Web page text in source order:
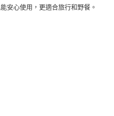
安心使用，更適合旅行和野餐。